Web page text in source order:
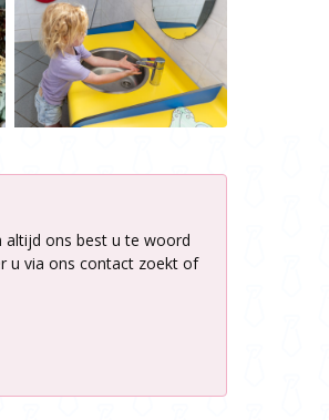
altijd ons best u te woord
u via ons contact zoekt of